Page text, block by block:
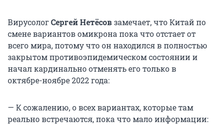
ВирусологСергей Нетёсовзамечает, что Китай по
смене вариантов омикрона пока что отстает от
всего мира, потому что он находился в полностью
закрытом противоэпидемическом состоянии и
начал кардинально отменять его только в
октябре-ноябре 2022 года:
— К сожалению, о всех вариантах, которые там
реально встречаются, пока что мало информации: